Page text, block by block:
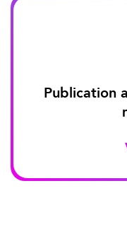
Publication